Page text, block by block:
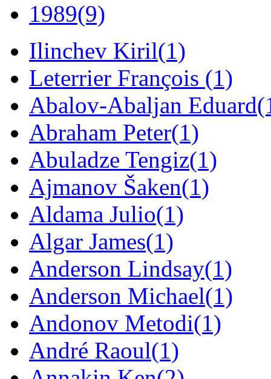
1989(9)
Ilinchev Kiril(1)
Leterrier François (1)
Abalov-Abaljan Eduard
Abraham Peter(1)
Abuladze Tengiz(1)
Ajmanov Šaken(1)
Aldama Julio(1)
Algar James(1)
Anderson Lindsay(1)
Anderson Michael(1)
Andonov Metodi(1)
André Raoul(1)